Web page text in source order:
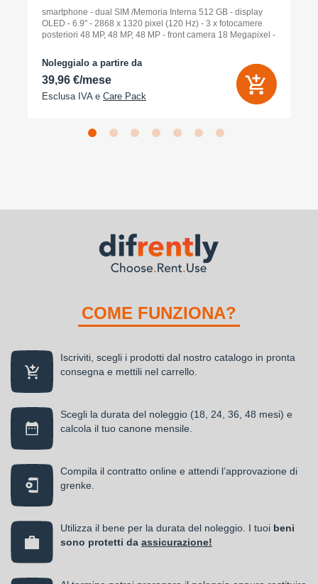
smartphone - dual SIM /Memoria Interna 512 GB - display
OLED - 6.9" - 2868 x 1320 pixel (120 Hz) - 3 x fotocamere
posteriori 48 MP, 48 MP, 48 MP - front camera 18 Megapixel -
Noleggialo a partire da
39,96 €/mese
Esclusa IVA e Care Pack
COME FUNZIONA?
Iscriviti, scegli i prodotti dal nostro catalogo in pronta
consegna e mettili nel carrello.
Scegli la durata del noleggio (18, 24, 36, 48 mesi) e
calcola il tuo canone mensile.
Compila il contratto online e attendi l’approvazione di
grenke.
Utilizza il bene per la durata del noleggio. I tuoi beni
sono protetti da assicurazione!